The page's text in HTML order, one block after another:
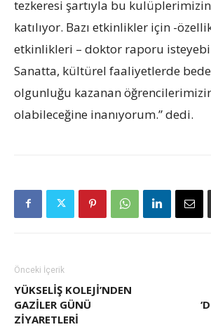
tezkeresi şartıyla bu
katılıyor. Bazı etkinlikler için -
etkinlikleri – doktor raporu
Sanatta, kültürel faaliyetlerde
olgunluğu kazanan
olabileceğine inanıyorum.” dedi.
Önceki İçerik
YÜKSELIŞ KOLEJI’NDEN
GAZILER GÜNÜ
ZIYARETLERI